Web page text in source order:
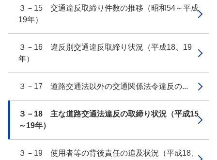
３－15 交通違反取締り件数の推移（昭和54～平成
19年）
３－16 違反別交通違反取締り状況（平成18、19
年）
３－17 道路交通法以外の交通関係法令違反の...
３－18 主な道路交通法違反の取締り状況（平成15
～19年）
３－19 使用者等の背後責任の追及状況（平成18、